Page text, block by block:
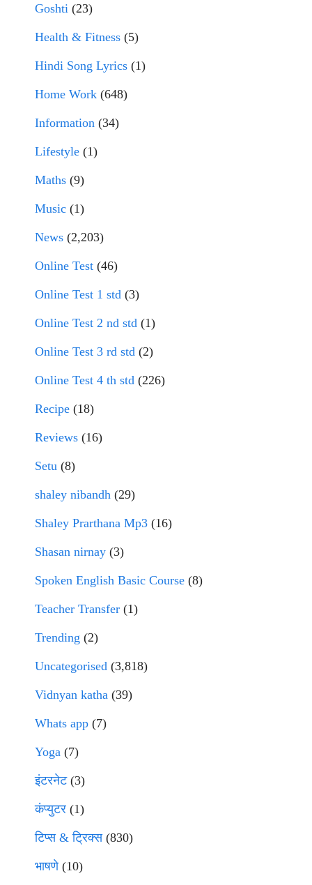
Goshti (23)
Health & Fitness (5)
Hindi Song Lyrics (1)
Home Work (648)
Information (34)
Lifestyle (1)
Maths (9)
Music (1)
News (2,203)
Online Test (46)
Online Test 1 std (3)
Online Test 2 nd std (1)
Online Test 3 rd std (2)
Online Test 4 th std (226)
Recipe (18)
Reviews (16)
Setu (8)
shaley nibandh (29)
Shaley Prarthana Mp3 (16)
Shasan nirnay (3)
Spoken English Basic Course (8)
Teacher Transfer (1)
Trending (2)
Uncategorised (3,818)
Vidnyan katha (39)
Whats app (7)
Yoga (7)
इंटरनेट(3)
कंप्युटर (1)
टिप्स & ट्रिक्स(830)
भाषणे(10)